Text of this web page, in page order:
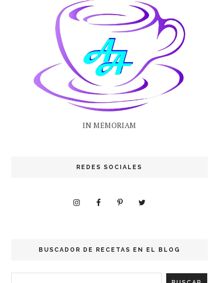
IN MEMORIAM
REDES SOCIALES
BUSCADOR DE RECETAS EN EL BLOG